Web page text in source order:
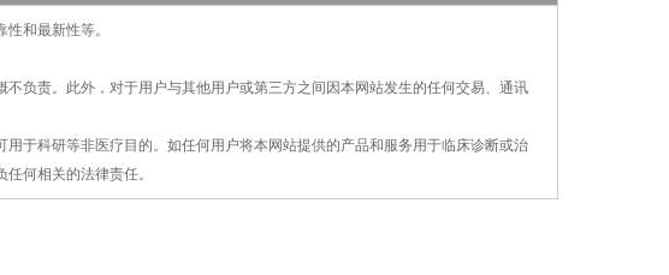
和最新性等。
负责。此外，对于用户与其他用户或第三方之间因本网站发生的任何交易、通讯
于科研等非医疗目的。如任何用户将本网站提供的产品和服务用于临床诊断或治
何相关的法律责任。